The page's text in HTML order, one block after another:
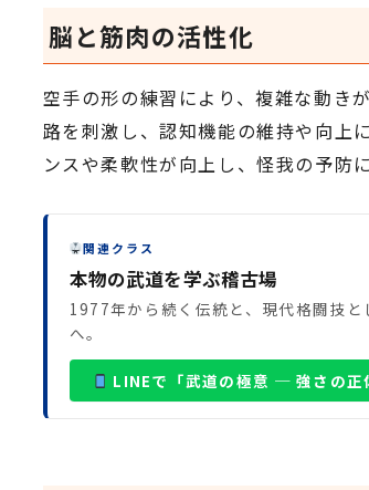
脳と筋肉の活性化
空手の形の練習により、複雑な動き
路を刺激し、認知機能の維持や向上
ンスや柔軟性が向上し、怪我の予防
関連クラス
本物の武道を学ぶ稽古場
1977年から続く伝統と、現代格闘技
へ。
LINEで「武道の極意 ─ 強さの正